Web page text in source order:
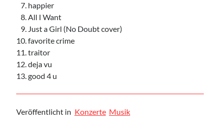
happier
All I Want
Just a Girl (No Doubt cover)
favorite crime
traitor
deja vu
good 4 u
Veröffentlicht in Konzerte Musik